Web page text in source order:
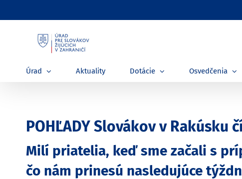
to
Úrad Aktuality Dotácie Osvedčenia
POHĽADY Slovákov v Rakúsku
Milí priatelia, keď sme začali s
čo nám prinesú nasledujúce